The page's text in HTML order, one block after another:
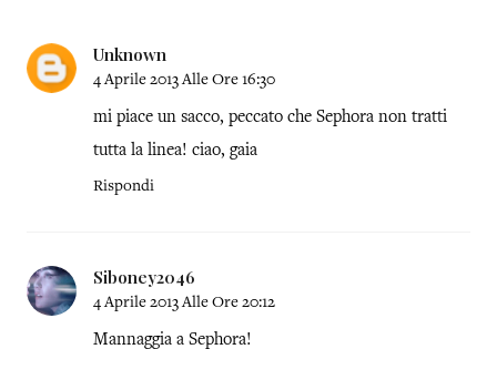
Unknown
4 Aprile 2013 Alle Ore 16:30
mi piace un sacco, peccato che Sephora non tratti
tutta la linea! ciao, gaia
Rispondi
Siboney2046
4 Aprile 2013 Alle Ore 20:12
Mannaggia a Sephora!